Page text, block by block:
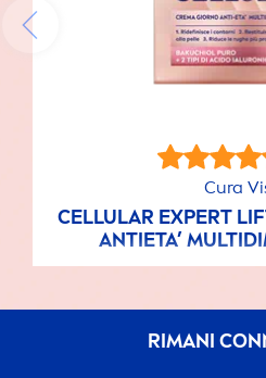
Cura
CELLULAR EXPERT
ANTIETA’ MULTIDI
RIMANI